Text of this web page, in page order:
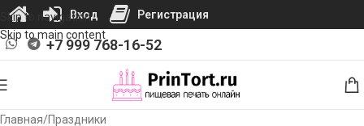
Skip to navigation
Skip to main content
+7 999 768-16-52
Главная/Праздники
Вход Регистрация